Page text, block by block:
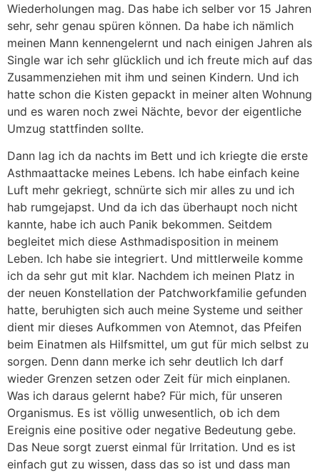
Wiederholungen mag. Das habe ich selber vor 15 Jahren
sehr, sehr genau spüren können. Da habe ich nämlich
meinen Mann kennengelernt und nach einigen Jahren als
Single war ich sehr glücklich und ich freute mich auf das
Zusammenziehen mit ihm und seinen Kindern. Und ich
hatte schon die Kisten gepackt in meiner alten Wohnung
und es waren noch zwei Nächte, bevor der eigentliche
Umzug stattfinden sollte.
Dann lag ich da nachts im Bett und ich kriegte die erste
Asthmaattacke meines Lebens. Ich habe einfach keine
Luft mehr gekriegt, schnürte sich mir alles zu und ich
hab rumgejapst. Und da ich das überhaupt noch nicht
kannte, habe ich auch Panik bekommen. Seitdem
begleitet mich diese Asthmadisposition in meinem
Leben. Ich habe sie integriert. Und mittlerweile komme
ich da sehr gut mit klar. Nachdem ich meinen Platz in
der neuen Konstellation der Patchworkfamilie gefunden
hatte, beruhigten sich auch meine Systeme und seither
dient mir dieses Aufkommen von Atemnot, das Pfeifen
beim Einatmen als Hilfsmittel, um gut für mich selbst zu
sorgen. Denn dann merke ich sehr deutlich Ich darf
wieder Grenzen setzen oder Zeit für mich einplanen.
Was ich daraus gelernt habe? Für mich, für unseren
Organismus. Es ist völlig unwesentlich, ob ich dem
Ereignis eine positive oder negative Bedeutung gebe.
Das Neue sorgt zuerst einmal für Irritation. Und es ist
einfach gut zu wissen, dass das so ist und dass man